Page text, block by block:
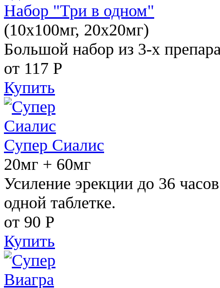
Набор "Три в одном"
(10x100мг, 20x20мг)
Большой набор из 3-х
от 117 Р
Купить
Супер Сиалис
20мг + 60мг
Усиление эрекции до 36
одной таблетке.
от 90 Р
Купить